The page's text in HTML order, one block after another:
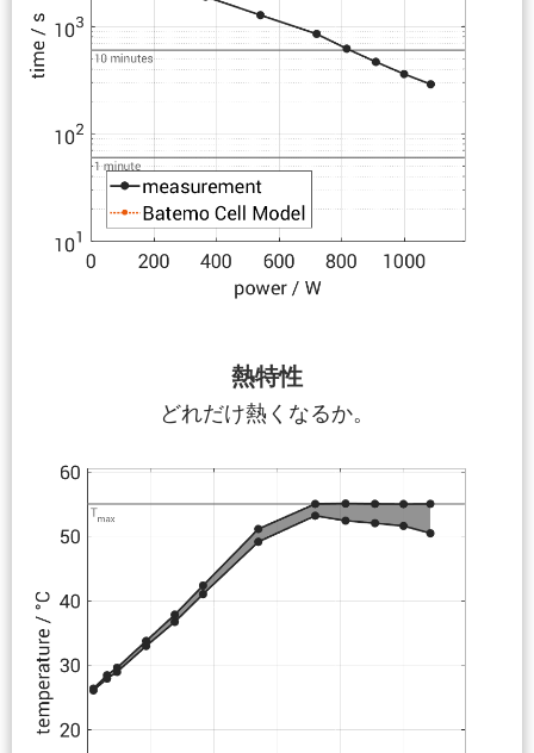
熱特性
どれだけ熱くなるか。